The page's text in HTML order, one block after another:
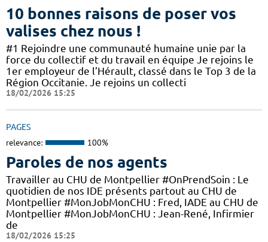
10 bonnes raisons de poser vos
valises chez nous !
#1 Rejoindre une communauté humaine unie par la
force du collectif et du travail en équipe Je rejoins le
1er employeur de l’Hérault, classé dans le Top 3 de la
Région Occitanie. Je rejoins un collecti
18/02/2026 15:25
PAGES
relevance: 100%
Paroles de nos agents
Travailler au CHU de Montpellier #OnPrendSoin : Le
quotidien de nos IDE présents partout au CHU de
Montpellier #MonJobMonCHU : Fred, IADE au CHU de
Montpellier #MonJobMonCHU : Jean-René, Infirmier
de
18/02/2026 15:25